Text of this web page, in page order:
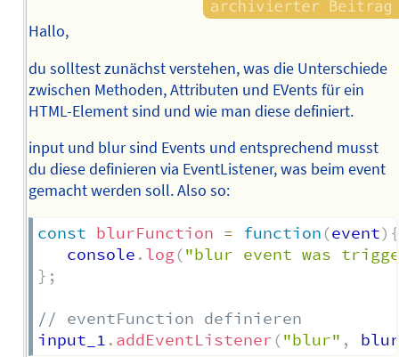
Hallo,
du solltest zunächst verstehen, was die Unterschiede
zwischen Methoden, Attributen und EVents für ein
HTML-Element sind und wie man diese definiert.
input und blur sind Events und entsprechend musst
du diese definieren via EventListener, was beim event
gemacht werden soll. Also so:
const blurFunction = function (event) {
   console
. log("blur event was
} ;
// eventFunction definieren
input_1 . addEventListener ("blur" ,